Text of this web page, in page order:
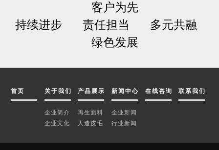
客户为先
持续进步 责任担当 多元共融
绿色发展
首页 关于我们
企业简介
企业文化
产品展示
再生面料
人造皮毛
新闻中心
企业新闻
行业新闻
在线咨询 联系我们